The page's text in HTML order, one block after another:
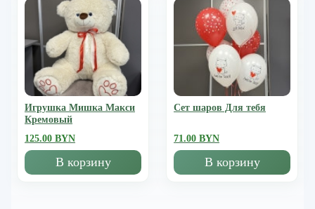
Игрушка Мишка Mакси
Кремовый
125.00 BYN
В корзину
Сет шаров Для тебя
71.00 BYN
В корзину